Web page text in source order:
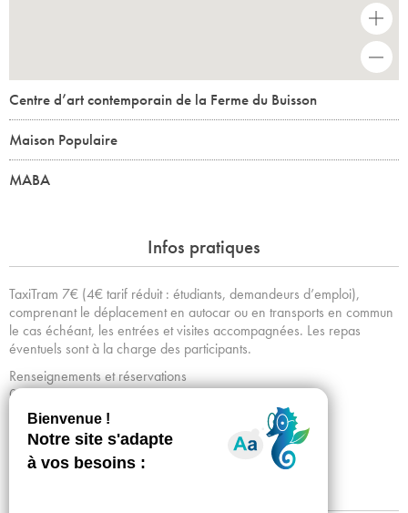
-
Centre d’art contemporain de la Ferme du Buisson
Maison Populaire
MABA
Infos pratiques
TaxiTram 7€ (4€ tarif réduit : étudiants, demandeurs d’emploi),
comprenant le déplacement en autocar ou en transports en commun
le cas échéant, les entrées et visites accompagnées. Les repas
éventuels sont à la charge des participants.
Renseignements et réservations
01 53 34 64 43 / taxitram@tram-idf.fr